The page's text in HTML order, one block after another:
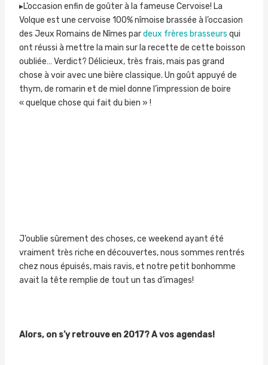
▸L’occasion enfin de goûter à la fameuse Cervoise! La
Volque est une cervoise 100% nîmoise brassée à l’occasion
des Jeux Romains de Nîmes pardeux frères brasseurs qui
ont réussi à mettre la main sur la recette de cette boisson
oubliée… Verdict? Délicieux, très frais, mais pas grand
chose à voir avec une bière classique. Un goût appuyé de
thym, de romarin et de miel donne l’impression de boire
« quelque chose qui fait du bien » !
J’oublie sûrement des choses, ce weekend ayant été
vraiment très riche en découvertes, nous sommes rentrés
chez nous épuisés, mais ravis, et notre petit bonhomme
avait la tête remplie de tout un tas d’images!
Alors, on s’y retrouve en 2017? A vos agendas!